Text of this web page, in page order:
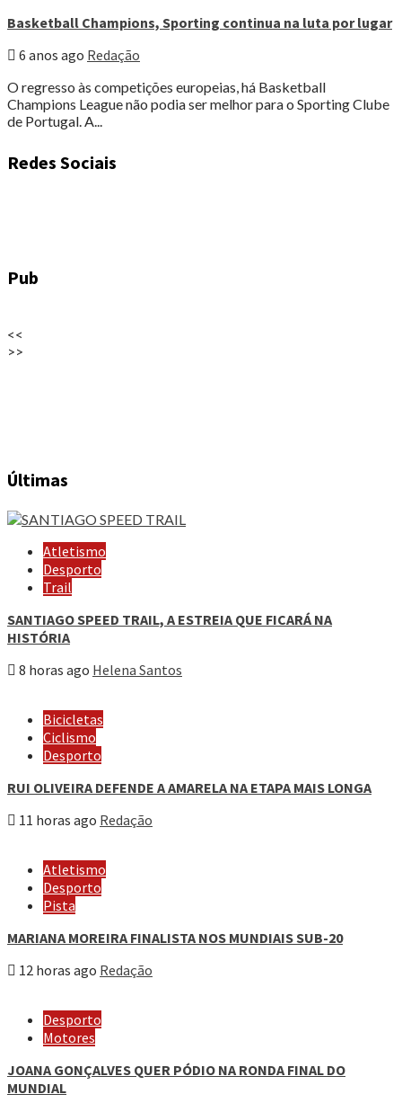
Basketball Champions, Sporting continua na luta por lugar
6 anos ago Redação
O regresso às competições europeias, há Basketball
Champions League não podia ser melhor para o Sporting Clube
de Portugal. A...
Redes Sociais
Pub
<<
>>
Últimas
Atletismo
Desporto
Trail
SANTIAGO SPEED TRAIL, A ESTREIA QUE FICARÁ NA
HISTÓRIA
8 horas ago Helena Santos
Bicicletas
Ciclismo
Desporto
RUI OLIVEIRA DEFENDE A AMARELA NA ETAPA MAIS LONGA
11 horas ago Redação
Atletismo
Desporto
Pista
MARIANA MOREIRA FINALISTA NOS MUNDIAIS SUB-20
12 horas ago Redação
Desporto
Motores
JOANA GONÇALVES QUER PÓDIO NA RONDA FINAL DO
MUNDIAL